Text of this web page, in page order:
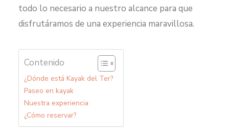
todo lo necesario a nuestro alcance para que
disfrutáramos de una experiencia maravillosa.
Contenido
¿Dónde está Kayak del Ter?
Paseo en kayak
Nuestra experiencia
¿Cómo reservar?